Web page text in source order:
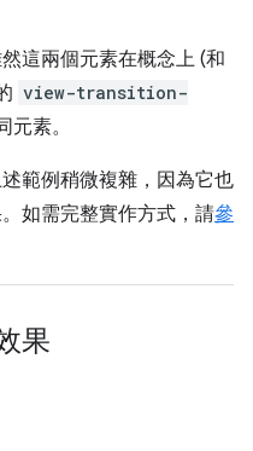
這兩個元素在概念上 (和
view-transition-
元素。
範例稍微複雜，因為它也
如需完整實作方式，請參
果